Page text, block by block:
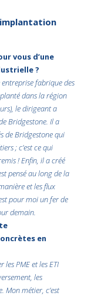
vous d’une
?
entreprise fabrique des
dans la région
le dirigeant a
Bridgestone. Il a
de Bridgestone qui
; c’est ce qui
! Enfin, il a créé
pensé au long de la
et les flux
pour moi un fer de
demain.
en
les PME et les ETI
les
Mon métier, c’est